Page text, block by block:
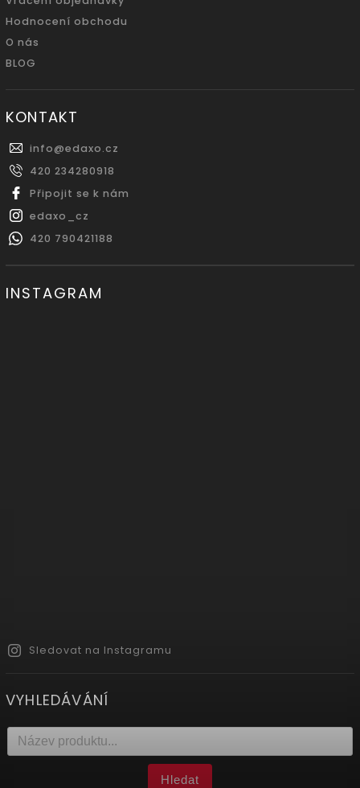
Hodnocení obchodu
O nás
BLOG
KONTAKT
info@edaxo.cz
420 234280918
Připojit se k nám
edaxo_cz
420 790421188
INSTAGRAM
Sledovat na Instagramu
VYHLEDÁVÁNÍ
Hledat